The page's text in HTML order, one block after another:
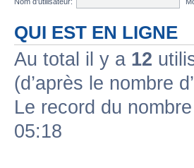
QUI EST EN LIGNE
Au total il y a 12
(d’après le nombre
Le record du
05:18